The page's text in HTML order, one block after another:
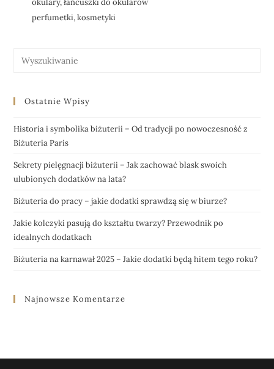
okulary, łańcuszki do okularów
perfumetki, kosmetyki
Ostatnie Wpisy
Historia i symbolika biżuterii – Od tradycji po nowoczesność z
Biżuteria Paris
Sekrety pielęgnacji biżuterii – Jak zachować blask swoich
ulubionych dodatków na lata?
Biżuteria do pracy – jakie dodatki sprawdzą się w biurze?
Jakie kolczyki pasują do kształtu twarzy? Przewodnik po
idealnych dodatkach
Biżuteria na karnawał 2025 – Jakie dodatki będą hitem tego roku?
Najnowsze Komentarze